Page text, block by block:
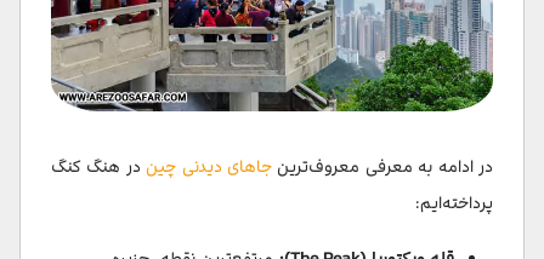
در ادامه به معرفی معروف‌ترین جاهای دیدنی چین در هنگ کنگ
پرداخته‌ایم: